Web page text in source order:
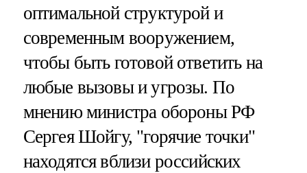
оптимальной структурой и
современным вооружением,
чтобы быть готовой ответить на
любые вызовы и угрозы. По
мнению министра обороны РФ
Сергея Шойгу, "горячие точки"
находятся вблизи российских